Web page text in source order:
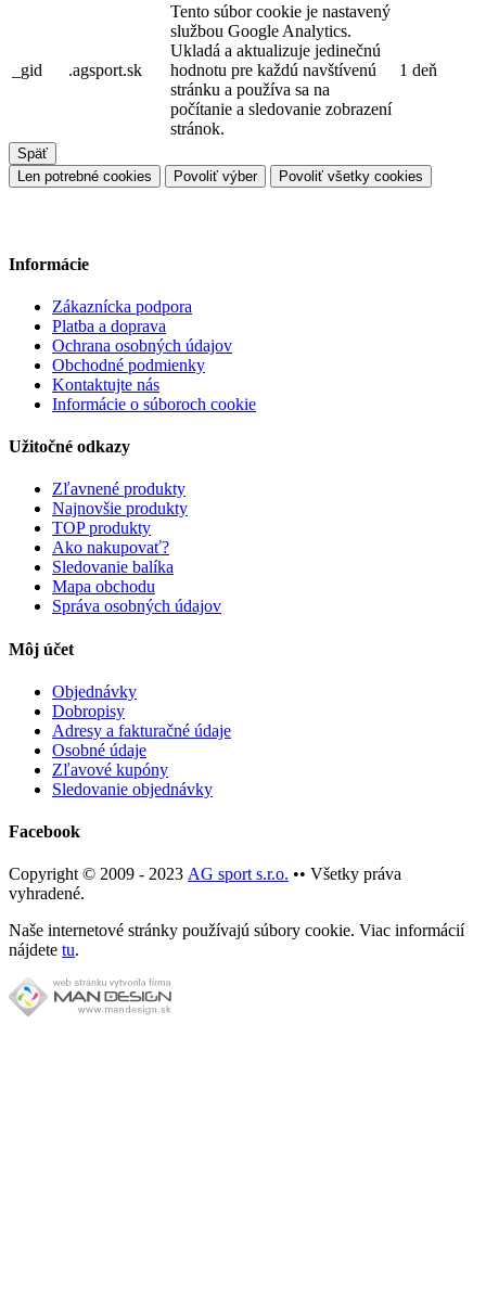
_gid .agsport.sk
Tento súbor cookie je nastavený
službou Google Analytics.
Ukladá a aktualizuje jedinečnú
hodnotu pre každú navštívenú
stránku a používa sa na
počítanie a sledovanie zobrazení
stránok.
1 deň
Späť
Len potrebné cookies
Povoliť výber Povoliť všetky cookies
Informácie
Zákaznícka podpora
Platba a doprava
Ochrana osobných údajov
Obchodné podmienky
Kontaktujte nás
Informácie o súboroch cookie
Užitočné odkazy
Zľavnené produkty
Najnovšie produkty
TOP produkty
Ako nakupovať?
Sledovanie balíka
Mapa obchodu
Správa osobných údajov
Môj účet
Objednávky
Dobropisy
Adresy a fakturačné údaje
Osobné údaje
Zľavové kupóny
Sledovanie objednávky
Facebook
Copyright © 2009 - 2023 AG sport s.r.o. •• Všetky práva
vyhradené.
Naše internetové stránky používajú súbory cookie. Viac informácií
nájdete tu.